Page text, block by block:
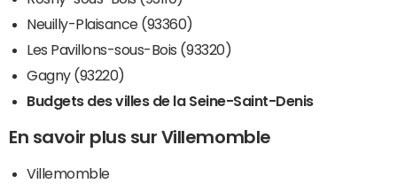
Neuilly-Plaisance (93360)
Les Pavillons-sous-Bois (93320)
Gagny (93220)
Budgets des villes de la Seine-Saint-Denis
En savoir plus sur Villemomble
Villemomble